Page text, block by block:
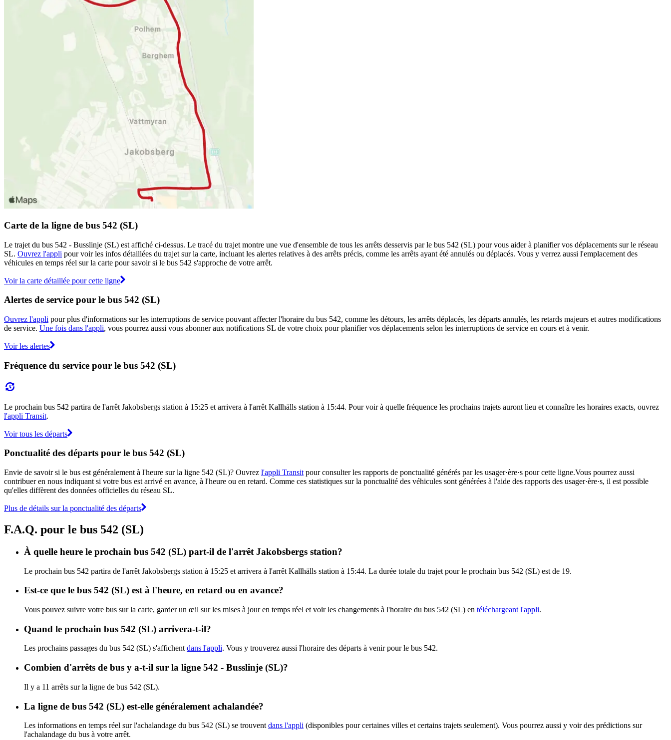
Carte de la ligne de bus 542 (SL)
Le trajet du bus 542 - Busslinje (SL) est affiché ci-dessus. Le tracé du trajet montre une vue d'ensemble de tous les arrêts desservis par le bus 542 (SL) pour vous aider à planifier vos déplacements sur le réseau
SL. Ouvrez l'appli pour voir les infos détaillées du trajet sur la carte, incluant les alertes relatives à des arrêts précis, comme les arrêts ayant été annulés ou déplacés. Vous y verrez aussi l'emplacement des
véhicules en temps réel sur la carte pour savoir si le bus 542 s'approche de votre arrêt.
Voir la carte détaillée pour cette ligne
Alertes de service pour le bus 542 (SL)
Ouvrez l'appli pour plus d'informations sur les interruptions de service pouvant affecter l'horaire du bus 542, comme les détours, les arrêts déplacés, les départs annulés, les retards majeurs et autres modifications
de service. Une fois dans l'appli, vous pourrez aussi vous abonner aux notifications SL de votre choix pour planifier vos déplacements selon les interruptions de service en cours et à venir.
Voir les alertes
Fréquence du service pour le bus 542 (SL)
Le prochain bus 542 partira de l'arrêt Jakobsbergs station à 15:25 et arrivera à l'arrêt Kallhälls station à 15:44. Pour voir à quelle fréquence les prochains trajets auront lieu et connaître les horaires exacts, ouvrez
l'appli Transit.
Voir tous les départs
Ponctualité des départs pour le bus 542 (SL)
Envie de savoir si le bus est généralement à l'heure sur la ligne 542 (SL)? Ouvrez l'appli Transit pour consulter les rapports de ponctualité générés par les usager·ère·s pour cette ligne.Vous pourrez aussi
contribuer en nous indiquant si votre bus est arrivé en avance, à l'heure ou en retard. Comme ces statistiques sur la ponctualité des véhicules sont générées à l'aide des rapports des usager·ère·s, il est possible
qu'elles diffèrent des données officielles du réseau SL.
Plus de détails sur la ponctualité des départs
F.A.Q. pour le bus 542 (SL)
À quelle heure le prochain bus 542 (SL) part-il de l'arrêt Jakobsbergs station?
Le prochain bus 542 partira de l'arrêt Jakobsbergs station à 15:25 et arrivera à l'arrêt Kallhälls station à 15:44. La durée totale du trajet pour le prochain bus 542 (SL) est de 19.
Est-ce que le bus 542 (SL) est à l'heure, en retard ou en avance?
Vous pouvez suivre votre bus sur la carte, garder un œil sur les mises à jour en temps réel et voir les changements à l'horaire du bus 542 (SL) en téléchargeant l'appli.
Quand le prochain bus 542 (SL) arrivera-t-il?
Les prochains passages du bus 542 (SL) s'affichent dans l'appli. Vous y trouverez aussi l'horaire des départs à venir pour le bus 542.
Combien d'arrêts de bus y a-t-il sur la ligne 542 - Busslinje (SL)?
Il y a 11 arrêts sur la ligne de bus 542 (SL).
La ligne de bus 542 (SL) est-elle généralement achalandée?
Les informations en temps réel sur l'achalandage du bus 542 (SL) se trouvent dans l'appli (disponibles pour certaines villes et certains trajets seulement). Vous pourrez aussi y voir des prédictions sur
l'achalandage du bus à votre arrêt.